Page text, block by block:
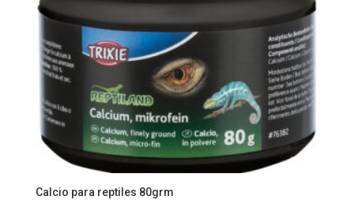
Calcio para reptiles 80grm